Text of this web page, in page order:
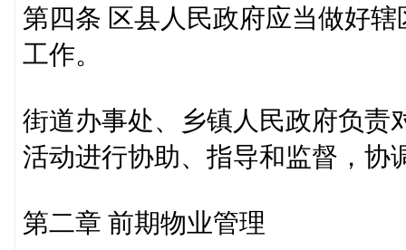
第四条 区县人民政府应当做好
工作。
街道办事处、乡镇人民政府负责
活动进行协助、指导和监督，协
第二章 前期物业管理